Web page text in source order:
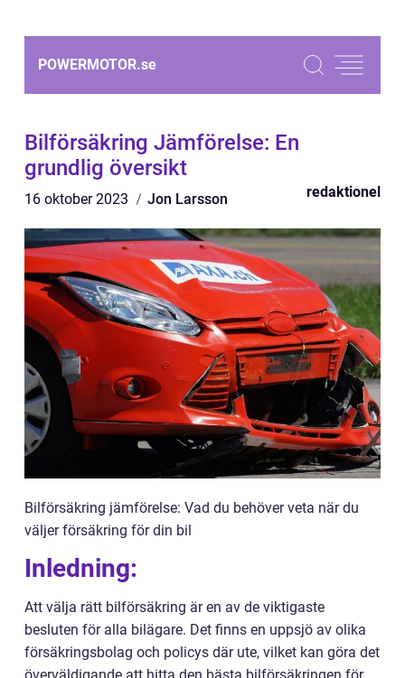
POWERMOTOR.se
Bilförsäkring Jämförelse: En
grundlig översikt
16 oktober 2023 Jon Larsson redaktionel
Bilförsäkring jämförelse: Vad du behöver veta när du
väljer försäkring för din bil
Inledning:
Att välja rätt bilförsäkring är en av de viktigaste
besluten för alla bilägare. Det finns en uppsjö av olika
försäkringsbolag och policys där ute, vilket kan göra det